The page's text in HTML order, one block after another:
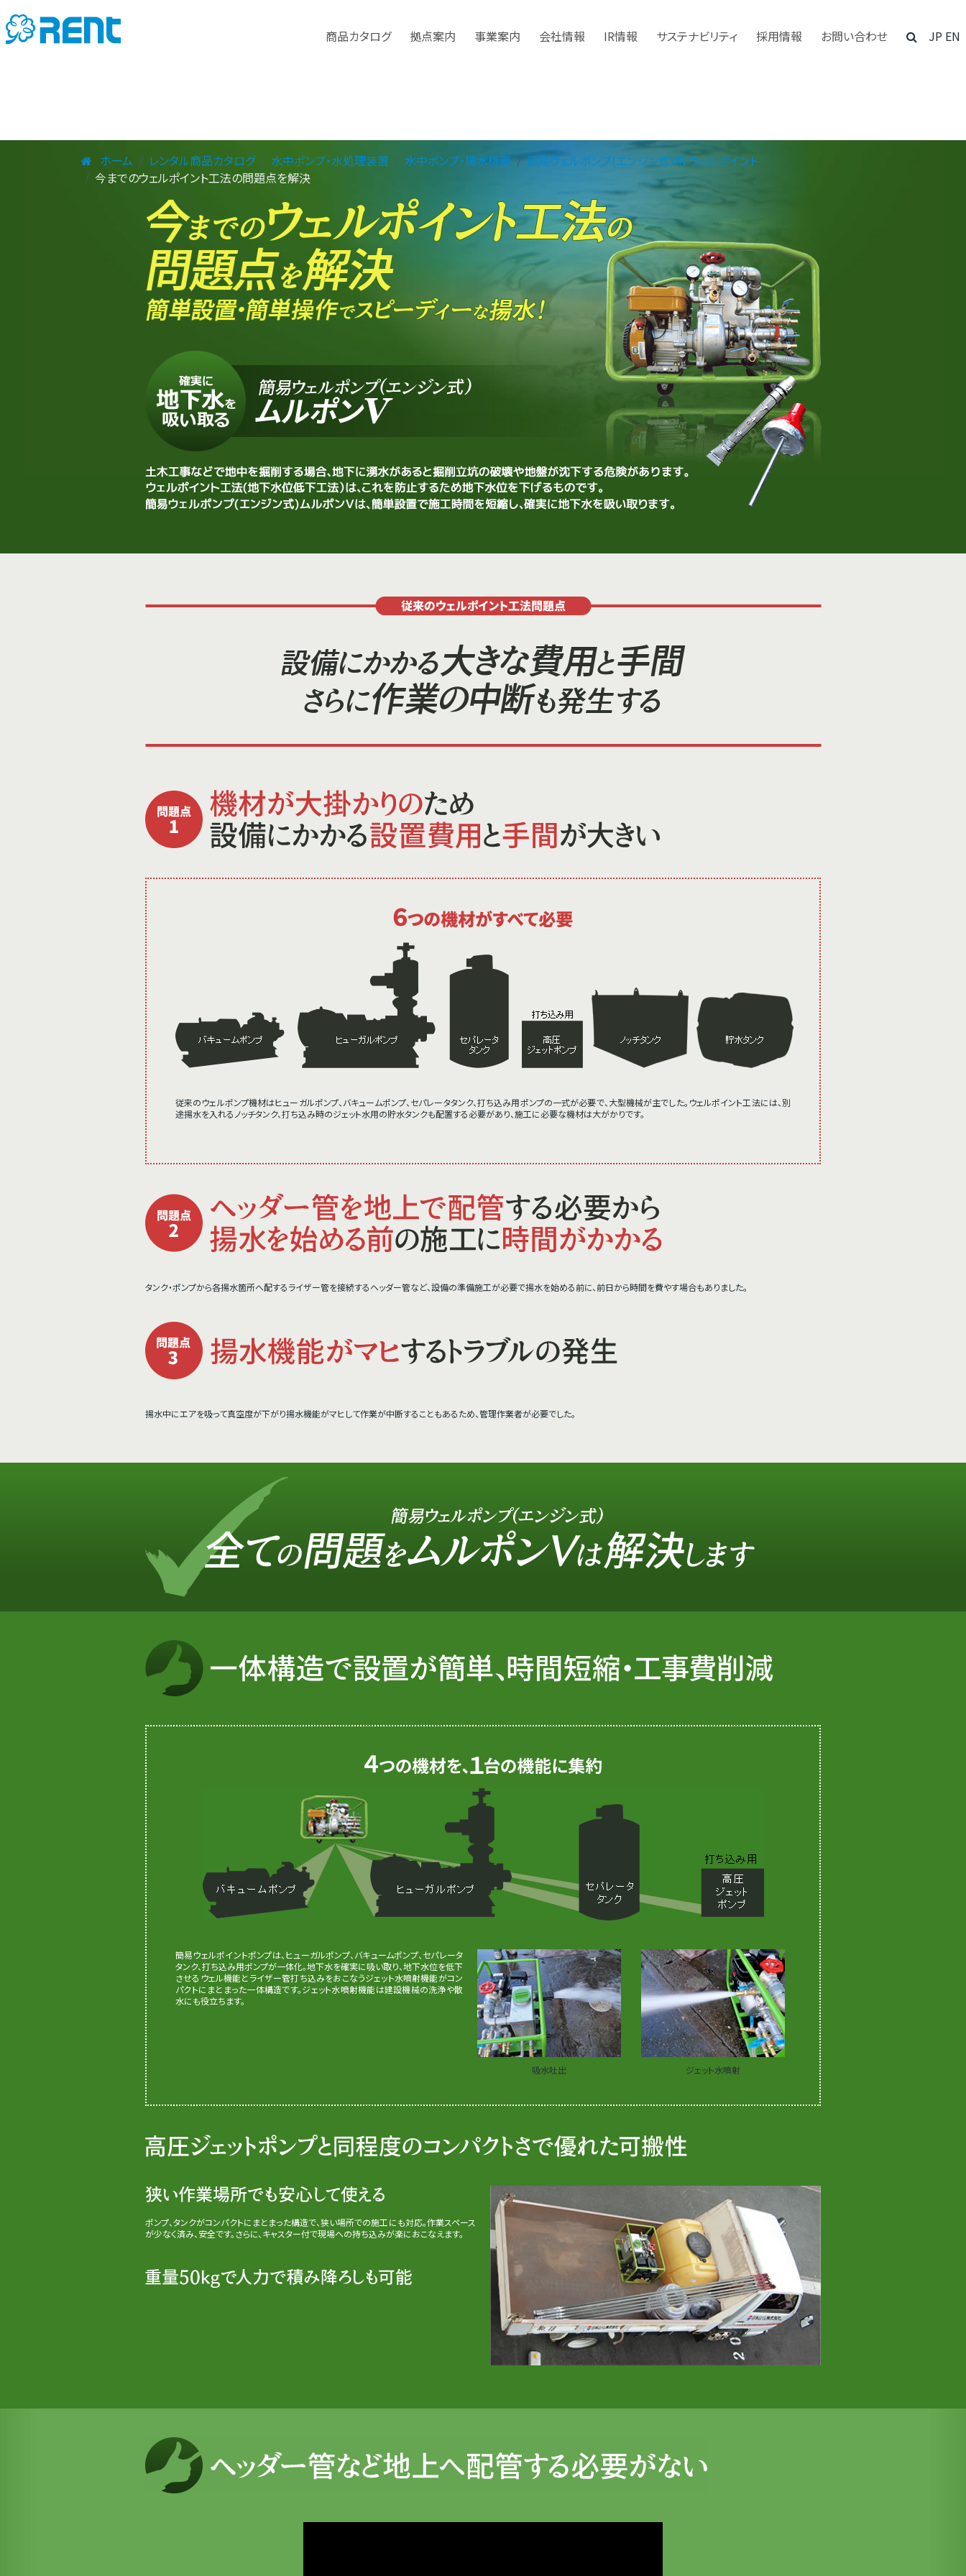
商品カタログ 拠点案内 事業案内 会社情報 IR情報 サステナビリティ 採用情報 お問い合わせ JP EN
ホーム レンタル商品カタログ 水中ポンプ・水処理装置 水中ポンプ・揚水機器
簡易ウェルポンプ(エンジン式)用 ウェルポイント
今までのウェルポイント工法の問題点を解決
従来のウェルポンプ機材はヒューガルポンプ、バキュームポンプ、セパレータタンク、打ち込み用ポンプの一式が必要で、大型機械が主でした。ウェルポイント工法には、別
途揚水を入れるノッチタンク、打ち込み時のジェット水用の貯水タンクも配置する必要があり、施工に必要な機材は大がかりです。
タンク・ポンプから各揚水箇所へ配するライザー管を接続するヘッダー管など、設備の準備施工が必要で揚水を始める前に、前日から時間を費やす場合もありました。
揚水中にエアを吸って真空度が下がり揚水機能がマヒして作業が中断することもあるため、管理作業者が必要でした。
簡易ウェルポイントポンプは、ヒューガルポンプ、バキュームポンプ、セパレータ
タンク、打ち込み用ポンプが一体化。地下水を確実に吸い取り、地下水位を低下
させるウェル機能とライザー管打ち込みをおこなうジェット水噴射機能がコン
パクトにまとまった一体構造です。ジェット水噴射機能は建設機械の洗浄や散
水にも役立ちます。
吸水吐出 ジェット水噴射
ポンプ、タンクがコンパクトにまとまった構造で、狭い場所での施工にも対応。作業スペース
が少なく済み、安全です。さらに、キャスター付で現場への持ち込みが楽におこなえます。